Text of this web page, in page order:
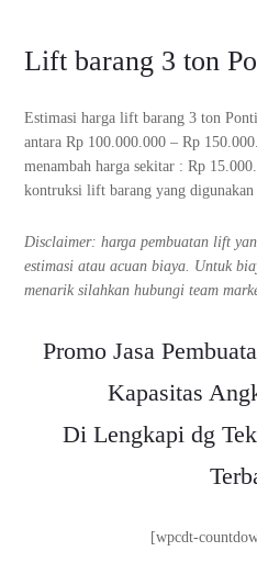
Lift barang 3 ton
Estimasi harga lift barang 3 ton
antara Rp 100.000.000 – Rp
menambah harga sekitar : Rp
kontruksi lift barang yang
Disclaimer: harga pembuatan lift
estimasi atau acuan biaya. Untuk
menarik silahkan hubungi team
Promo Jasa
Kapasitas
Di Lengkapi dg
[wpcdt-